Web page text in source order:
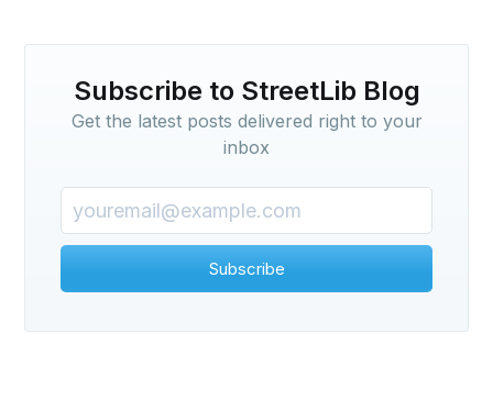
Subscribe to StreetLib Blog
Get the latest posts delivered right to your
inbox
Subscribe